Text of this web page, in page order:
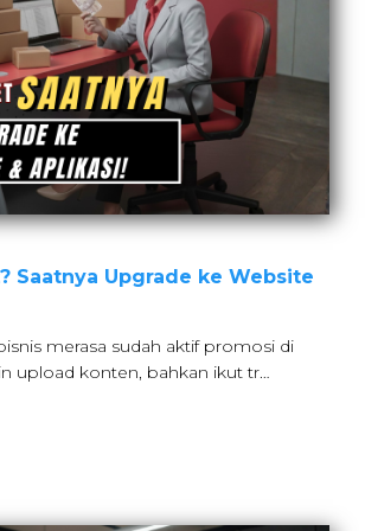
Saatnya Upgrade ke Website
merasa sudah aktif promosi di
upload konten, bahkan ikut tr…